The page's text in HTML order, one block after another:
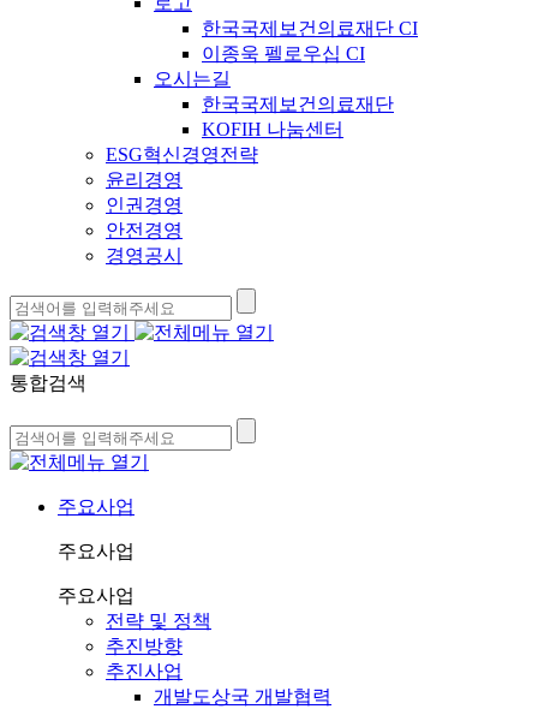
한국국제보건의료재단 CI
이종욱 펠로우십 CI
오시는길
한국국제보건의료재단
KOFIH 나눔센터
ESG혁신경영전략
윤리경영
인권경영
안전경영
경영공시
통합검색
주요사업
주요사업
주요사업
전략 및 정책
추진방향
추진사업
개발도상국 개발협력